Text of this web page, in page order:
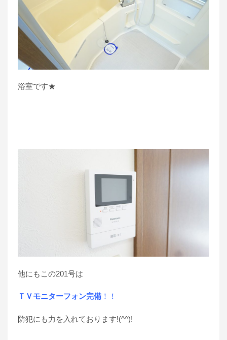
浴室です★
他にもこの201号は
ＴＶモニターフォン完備 ！！
防犯にも力を入れております!(^^)!